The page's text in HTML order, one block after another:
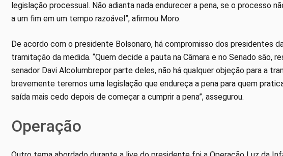
legislação processual. Não adianta nada endurecer a pena, se o processo
a um fim em um tempo razoável”, afirmou Moro.
De acordo com o presidente Bolsonaro, há compromisso dos presidentes
tramitação da medida. “Quem decide a pauta na Câmara e no Senado são,
senador Davi Alcolumbrepor parte deles, não há qualquer objeção para a
brevemente teremos uma legislação que endureça a pena para quem
saída mais cedo depois de começar a cumprir a pena”, assegurou.
Operação